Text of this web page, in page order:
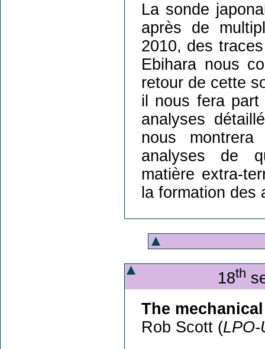
La sonde
après de
2010, des
Ebihara nous
retour de cette
il nous fera part
analyses
nous
analyses de
matière extra-
la formation
18th
The
Rob Scott (